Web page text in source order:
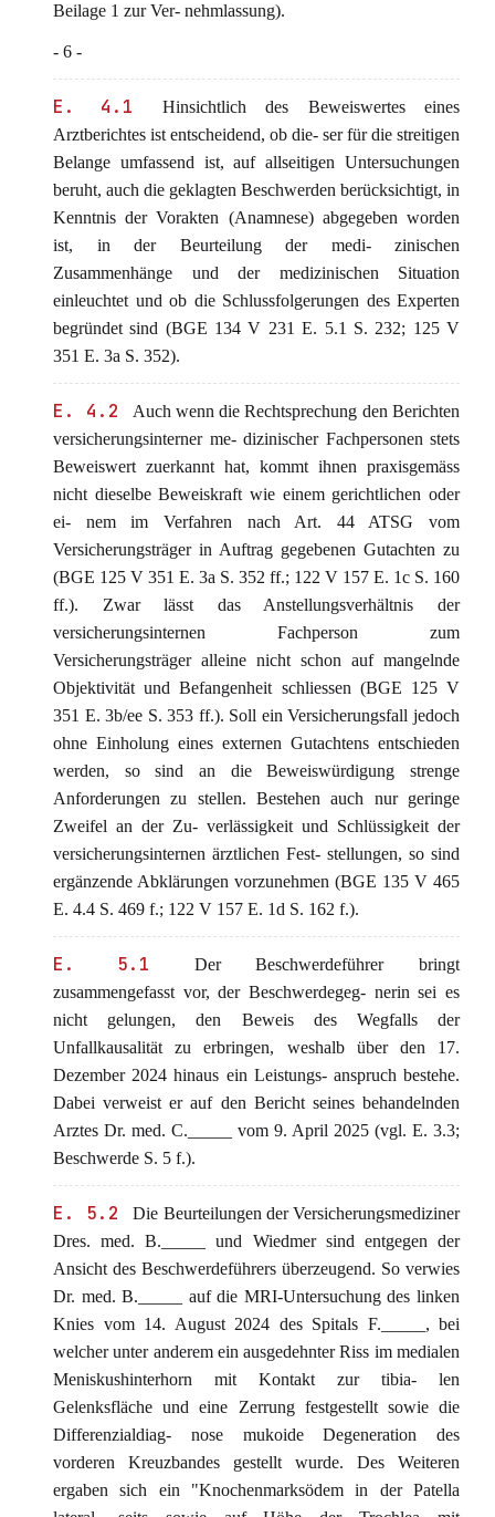
Beilage 1 zur Ver- nehmlassung).
- 6 -
E. 4.1
Hinsichtlich des Beweiswertes eines
Arztberichtes ist entscheidend, ob die- ser für die streitigen
Belange umfassend ist, auf allseitigen Untersuchungen
beruht, auch die geklagten Beschwerden berücksichtigt, in
Kenntnis der Vorakten (Anamnese) abgegeben worden
ist, in der Beurteilung der medi- zinischen
Zusammenhänge und der medizinischen Situation
einleuchtet und ob die Schlussfolgerungen des Experten
begründet sind (BGE 134 V 231 E. 5.1 S. 232; 125 V
351 E. 3a S. 352).
E. 4.2
Auch wenn die Rechtsprechung den Berichten
versicherungsinterner me- dizinischer Fachpersonen stets
Beweiswert zuerkannt hat, kommt ihnen praxisgemäss
nicht dieselbe Beweiskraft wie einem gerichtlichen oder
ei- nem im Verfahren nach Art. 44 ATSG vom
Versicherungsträger in Auftrag gegebenen Gutachten zu
(BGE 125 V 351 E. 3a S. 352 ff.; 122 V 157 E. 1c S. 160
ff.). Zwar lässt das Anstellungsverhältnis der
versicherungsinternen Fachperson zum
Versicherungsträger alleine nicht schon auf mangelnde
Objektivität und Befangenheit schliessen (BGE 125 V
351 E. 3b/ee S. 353 ff.). Soll ein Versicherungsfall jedoch
ohne Einholung eines externen Gutachtens entschieden
werden, so sind an die Beweiswürdigung strenge
Anforderungen zu stellen. Bestehen auch nur geringe
Zweifel an der Zu- verlässigkeit und Schlüssigkeit der
versicherungsinternen ärztlichen Fest- stellungen, so sind
ergänzende Abklärungen vorzunehmen (BGE 135 V 465
E. 4.4 S. 469 f.; 122 V 157 E. 1d S. 162 f.).
E. 5.1
Der Beschwerdeführer bringt
zusammengefasst vor, der Beschwerdegeg- nerin sei es
nicht gelungen, den Beweis des Wegfalls der
Unfallkausalität zu erbringen, weshalb über den 17.
Dezember 2024 hinaus ein Leistungs- anspruch bestehe.
Dabei verweist er auf den Bericht seines behandelnden
Arztes Dr. med. C._____ vom 9. April 2025 (vgl. E. 3.3;
Beschwerde S. 5 f.).
E. 5.2
Die Beurteilungen der Versicherungsmediziner
Dres. med. B._____ und Wiedmer sind entgegen der
Ansicht des Beschwerdeführers überzeugend. So verwies
Dr. med. B._____ auf die MRI-Untersuchung des linken
Knies vom 14. August 2024 des Spitals F._____, bei
welcher unter anderem ein ausgedehnter Riss im medialen
Meniskushinterhorn mit Kontakt zur tibia- len
Gelenksfläche und eine Zerrung festgestellt sowie die
Differenzialdiag- nose mukoide Degeneration des
vorderen Kreuzbandes gestellt wurde. Des Weiteren
ergaben sich ein "Knochenmarksödem in der Patella